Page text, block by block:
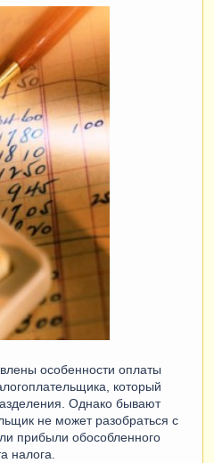
особенности оплаты
который
Однако бывают
не может разобраться с
прибыли обособленного
налога.